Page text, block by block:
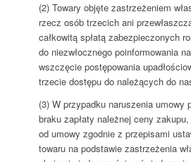
(2) Towary objęte zastrzeżeniem
rzecz osób trzecich ani
całkowitą spłatą zabezpieczonych
do niezwłocznego poinformowania
wszczęcie postępowania
trzecie dostępu do należących do
(3) W przypadku naruszenia
braku zapłaty należnej ceny
od umowy zgodnie z przepisami
towaru na podstawie zastrzeżenia